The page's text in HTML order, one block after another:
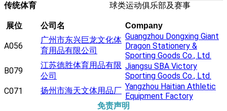
传统体育 球类运动俱乐部及赛事
展位 公司名 Company
A056
广州市东兴巨龙文化体
育用品有限公司
Guangzhou Dongxing Giant
Dragon Stationery &
Sporting Goods Co., Ltd.
B079
江苏德胜体育用品有限
公司
Jiangsu SBA Victory
Sporting Goods Co., Ltd.
C071
扬州市海天文体用品厂 Yangzhou Haitian Athletic
Equipment Factory
免责声明